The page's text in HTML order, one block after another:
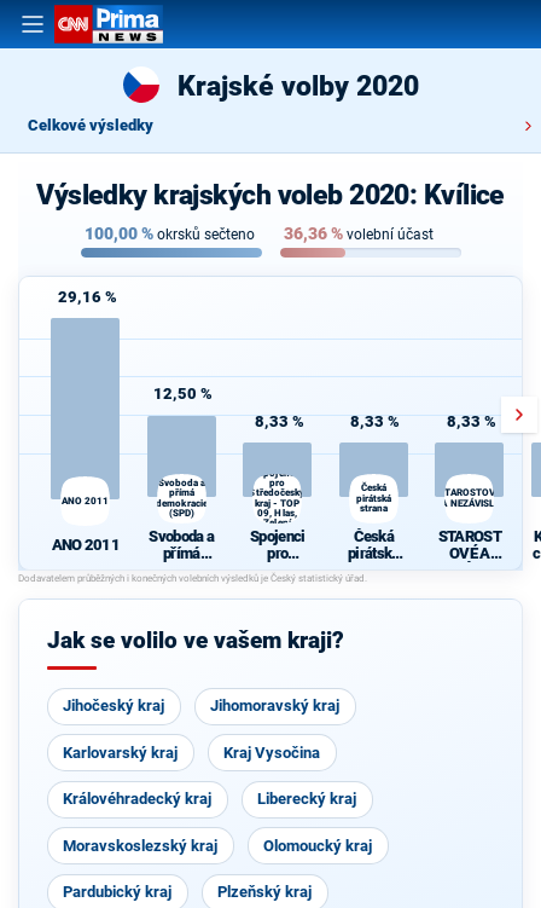
Krajské volby 2020
Celkové výsledky
Výsledky krajských voleb 2020: Kvílice
100,00% okrsků sečteno 36,36% volební účast
29,16 %
ANO 2011
ANO 2011
12,50 %
Svoboda a
přímá
demokracie
(SPD)
Svoboda a
přímá
demokraci
e (SPD)
8,33 %
Spojenci
pro
Středočeský
kraj - TOP
09, Hlas,
Zelení
Spojenci
pro
Středočes
ký kraj -
TOP 09,
Zelení
8,33 %
Česká
pirátská
strana
Česká
pirátská
strana
8,33 %
STAROSTOVÉ
A NEZÁVISLÍ
STAROST
OVÉ A
NEZÁVISL
Jak se volilo ve vašem kraji?
Jihočeský kraj Jihomoravský kraj
Karlovarský kraj Kraj Vysočina
Královéhradecký kraj Liberecký kraj
Moravskoslezský kraj Olomoucký kraj
Pardubický kraj Plzeňský kraj